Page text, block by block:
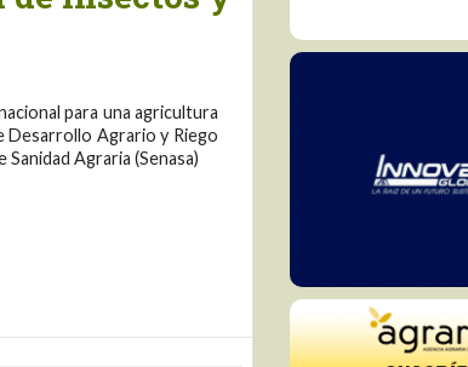
para una agricultura
Desarrollo Agrario y Riego
Agraria (Senasa)